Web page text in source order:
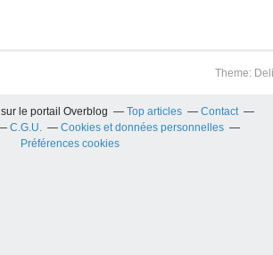
Theme:
sur le portail Overblog Top articles
Contact
C.G.U.
Cookies et données personnelles
Préférences cookies